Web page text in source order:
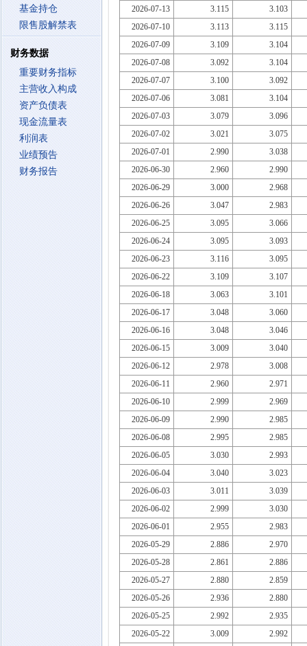
基金持仓
限售股解禁表
财务数据
重要财务指标
主营收入构成
资产负债表
现金流量表
利润表
业绩预告
财务报告
2026-07-13
3.115
3.103
2026-07-10
3.113
3.115
2026-07-09
3.109
3.104
2026-07-08
3.092
3.104
2026-07-07
3.100
3.092
2026-07-06
3.081
3.104
2026-07-03
3.079
3.096
2026-07-02
3.021
3.075
2026-07-01
2.990
3.038
2026-06-30
2.960
2.990
2026-06-29
3.000
2.968
2026-06-26
3.047
2.983
2026-06-25
3.095
3.066
2026-06-24
3.095
3.093
2026-06-23
3.116
3.095
2026-06-22
3.109
3.107
2026-06-18
3.063
3.101
2026-06-17
3.048
3.060
2026-06-16
3.048
3.046
2026-06-15
3.009
3.040
2026-06-12
2.978
3.008
2026-06-11
2.960
2.971
2026-06-10
2.999
2.969
2026-06-09
2.990
2.985
2026-06-08
2.995
2.985
2026-06-05
3.030
2.993
2026-06-04
3.040
3.023
2026-06-03
3.011
3.039
2026-06-02
2.999
3.030
2026-06-01
2.955
2.983
2026-05-29
2.886
2.970
2026-05-28
2.861
2.886
2026-05-27
2.880
2.859
2026-05-26
2.936
2.880
2026-05-25
2.992
2.935
2026-05-22
3.009
2.992